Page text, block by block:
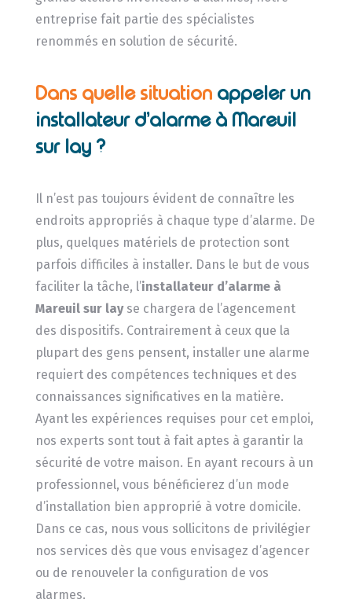
entreprise fait partie des spécialistes
renommés en solution de sécurité.
Dans quelle situation appeler un
installateur d’alarme à Mareuil
sur lay ?
Il n’est pas toujours évident de connaître les
endroits appropriés à chaque type d’alarme. De
plus, quelques matériels de protection sont
parfois difficiles à installer. Dans le but de vous
faciliter la tâche, l’installateur d’alarme à
Mareuil sur layse chargera de l’agencement
des dispositifs. Contrairement à ceux que la
plupart des gens pensent, installer une alarme
requiert des compétences techniques et des
connaissances significatives en la matière.
Ayant les expériences requises pour cet emploi,
nos experts sont tout à fait aptes à garantir la
sécurité de votre maison. En ayant recours à un
professionnel, vous bénéficierez d’un mode
d’installation bien approprié à votre domicile.
Dans ce cas, nous vous sollicitons de privilégier
nos services dès que vous envisagez d’agencer
ou de renouveler la configuration de vos
alarmes.